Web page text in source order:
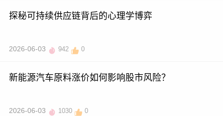
探秘可持续供应链背后的心理学博弈
2026-06-03 942 0
新能源汽车原料涨价如何影响股市风险？
2026-06-03 1030 0